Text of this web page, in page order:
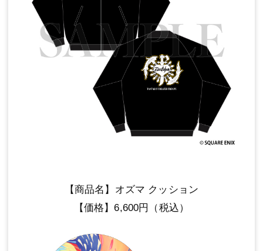
【商品名】オズマ クッション
【価格】6,600円（税込）